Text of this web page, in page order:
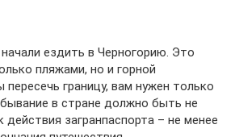
ездить в Черногорию. Это
пляжами, но и горной
границу, вам нужен только
в стране должно быть не
действия загранпаспорта – не менее